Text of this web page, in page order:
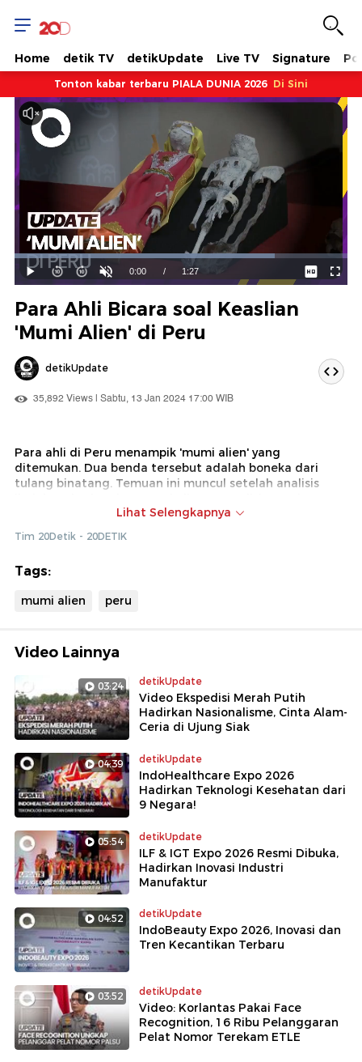
Home detik TV detikUpdate Live TV Signature
Tonton kabar terbaru PIALA DUNIA 2026 Di Sini
Mainkan
Suara
Hidup
Waktu
ini
0:00 / Durasi
1:27
Dimuat:
78.27%
Para Ahli Bicara soal Keaslian
'Mumi Alien' di Peru
detikUpdate
35,892 Views | Sabtu, 13 Jan 2024 17:00 WIB
Para ahli di Peru menampik 'mumi alien' yang
ditemukan. Dua benda tersebut adalah boneka dari
tulang binatang. Temuan ini muncul setelah analisis
Oktober 2023 di kantor pengiriman DHL di bandara
Lima.
Lihat Selengkapnya
Tim 20Detik - 20DETIK
Tags:
mumi alien peru
Video Lainnya
03:24 detikUpdate
Video Ekspedisi Merah Putih
Hadirkan Nasionalisme, Cinta Alam-
Ceria di Ujung Siak
04:39 detikUpdate
IndoHealthcare Expo 2026
Hadirkan Teknologi Kesehatan dari
9 Negara!
05:54 detikUpdate
ILF & IGT Expo 2026 Resmi Dibuka,
Hadirkan Inovasi Industri
Manufaktur
04:52 detikUpdate
IndoBeauty Expo 2026, Inovasi dan
Tren Kecantikan Terbaru
03:52 detikUpdate
Video: Korlantas Pakai Face
Recognition, 16 Ribu Pelanggaran
Pelat Nomor Terekam ETLE